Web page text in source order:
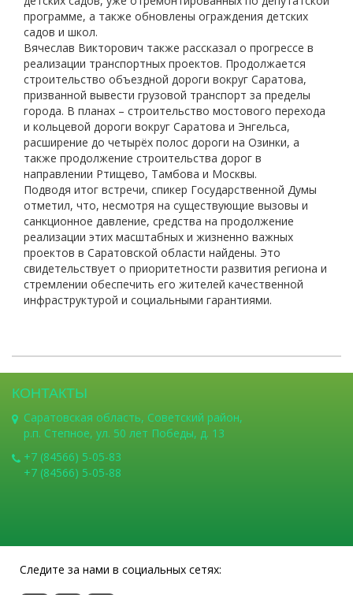
программе, а также обновлены ограждения детских
садов и школ.
Вячеслав Викторович также рассказал о прогрессе в
реализации транспортных проектов. Продолжается
строительство объездной дороги вокруг Саратова,
призванной вывести грузовой транспорт за пределы
города. В планах – строительство мостового перехода
и кольцевой дороги вокруг Саратова и Энгельса,
расширение до четырёх полос дороги на Озинки, а
также продолжение строительства дорог в
направлении Ртищево, Тамбова и Москвы.
Подводя итог встречи, спикер Государственной Думы
отметил, что, несмотря на существующие вызовы и
санкционное давление, средства на продолжение
реализации этих масштабных и жизненно важных
проектов в Саратовской области найдены. Это
свидетельствует о приоритетности развития региона и
стремлении обеспечить его жителей качественной
инфраструктурой и социальными гарантиями.
КОНТАКТЫ
Саратовская область, Советский район,
р.п. Степное, ул. 50 лет Победы, д. 13
+7 (84566) 5-05-83
+7 (84566) 5-05-88
Следите за нами в социальных сетях: